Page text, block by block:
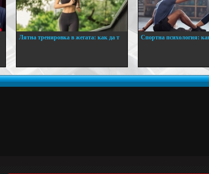
Лятна тренировка в жегата: как да т
Спортна психология: